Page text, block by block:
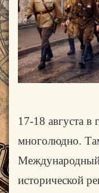
17-18 августа в
многолюдно.
Международный
исторической